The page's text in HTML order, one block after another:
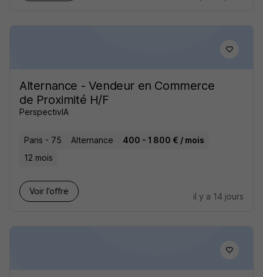
Alternance - Vendeur en Commerce
de Proximité H/F
PerspectivIA
Paris - 75 Alternance
400 - 1 800 € / mois
12 mois
Voir l’offre
il y a 14 jours